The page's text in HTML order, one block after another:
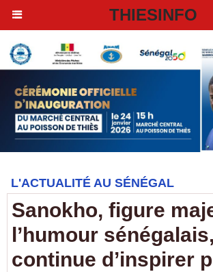
THIESINFO
L'ACTUALITÉ AU SÉNÉGAL
Sanokho, figure
l’humour sénégalais,
continue d’inspirer